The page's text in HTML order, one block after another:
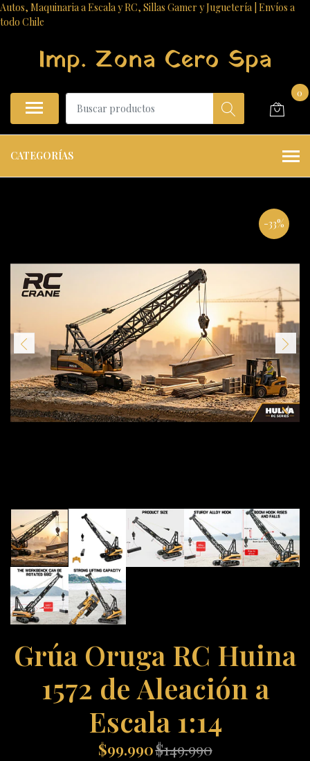
Autos, Maquinaria a Escala y RC, Sillas Gamer y Juguetería | Envíos a
todo Chile
Imp. Zona Cero Spa
0
CATEGORÍAS
-33%
Grúa Oruga RC Huina
1572 de Aleación a
Escala 1:14
$99.990$149.990